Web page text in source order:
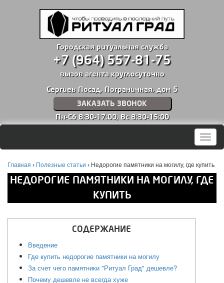
Городская ритуальная служба
+7 (964) 557-81-75
вызов агента круглосуточно
Сергиев Посад, Пограничная, дом 5
ЗАКАЗАТЬ ЗВОНОК
Пн-Сб 8:30-17:00, Вс 8:30-15:00
Меню
Главная › Полезные статьи › Недорогие памятники на могилу, где купить
НЕДОРОГИЕ ПАМЯТНИКИ НА МОГИЛУ, ГДЕ
КУПИТЬ
СОДЕРЖАНИЕ
Введение
Где купить недорогие памятники на могилу
За счет чего памятники "Ритуал Град" дешевле?
Почему дешевле не всегда хуже